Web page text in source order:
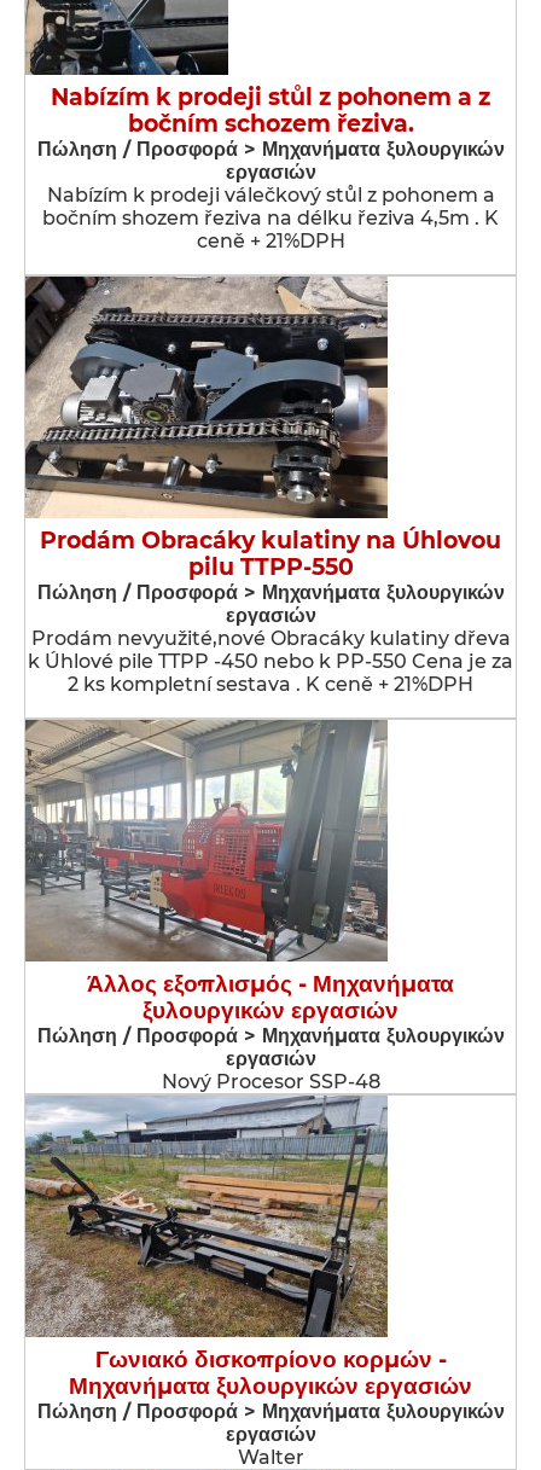
Nabízím k prodeji stůl z pohonem a z
bočním schozem řeziva.
Πώληση / Προσφορά > Μηχανήματα ξυλουργικών
εργασιών
Nabízím k prodeji válečkový stůl z pohonem a
bočním shozem řeziva na délku řeziva 4,5m . K
ceně + 21%DPH
Prodám Obracáky kulatiny na Úhlovou
pilu TTPP-550
Πώληση / Προσφορά > Μηχανήματα ξυλουργικών
εργασιών
Prodám nevyužité,nové Obracáky kulatiny dřeva
k Úhlové pile TTPP -450 nebo k PP-550 Cena je za
2 ks kompletní sestava . K ceně + 21%DPH
Άλλος εξοπλισμός - Μηχανήματα
ξυλουργικών εργασιών
Πώληση / Προσφορά > Μηχανήματα ξυλουργικών
εργασιών
Nový Procesor SSP-48
Γωνιακό δισκοπρίονο κορμών -
Μηχανήματα ξυλουργικών εργασιών
Πώληση / Προσφορά > Μηχανήματα ξυλουργικών
εργασιών
Walter